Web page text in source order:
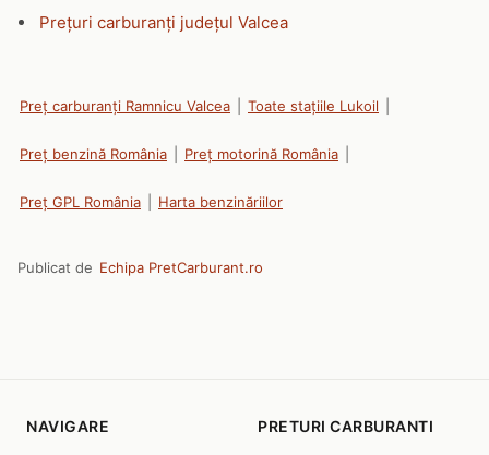
Prețuri carburanți județul Valcea
Preț carburanți Ramnicu Valcea Toate stațiile Lukoil
Preț benzină România Preț motorină România
Preț GPL România Harta benzinăriilor
Publicat de Echipa PretCarburant.ro
NAVIGARE PRETURI CARBURANTI